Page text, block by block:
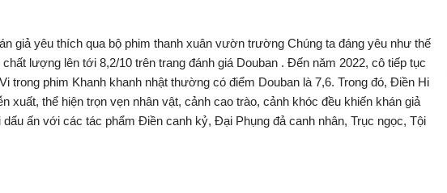
giả yêu thích qua bộ phim thanh xuân vườn trường Chúng ta đáng yêu như thế
lượng lên tới 8,2/10 trên trang đánh giá Douban . Đến năm 2022, cô tiếp tục
trong phim Khanh khanh nhật thường có điểm Douban là 7,6. Trong đó, Điền Hi
xuất, thể hiện trọn vẹn nhân vật, cảnh cao trào, cảnh khóc đều khiến khán giả
ấn với các tác phẩm Điền canh kỷ, Đại Phụng đả canh nhân, Trục ngọc, Tội